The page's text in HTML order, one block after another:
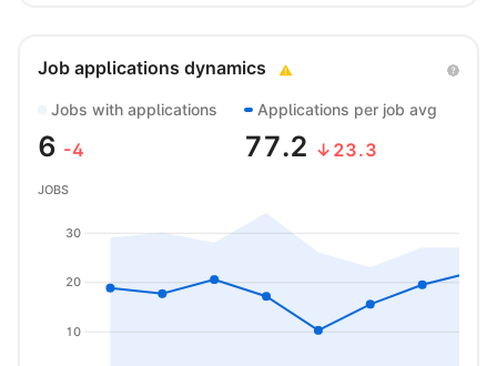
Job applications dynamics
Jobs with applications
6 -4
Applications per job avg
77.2 ↓23.3
10
20
30
JOBS